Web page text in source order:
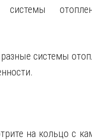
системы
системы
на кольцо с